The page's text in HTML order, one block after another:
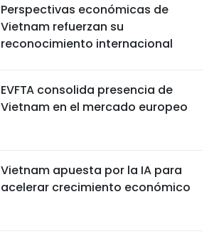
Perspectivas económicas de
Vietnam refuerzan su
reconocimiento internacional
EVFTA consolida presencia de
Vietnam en el mercado europeo
Vietnam apuesta por la IA para
acelerar crecimiento económico